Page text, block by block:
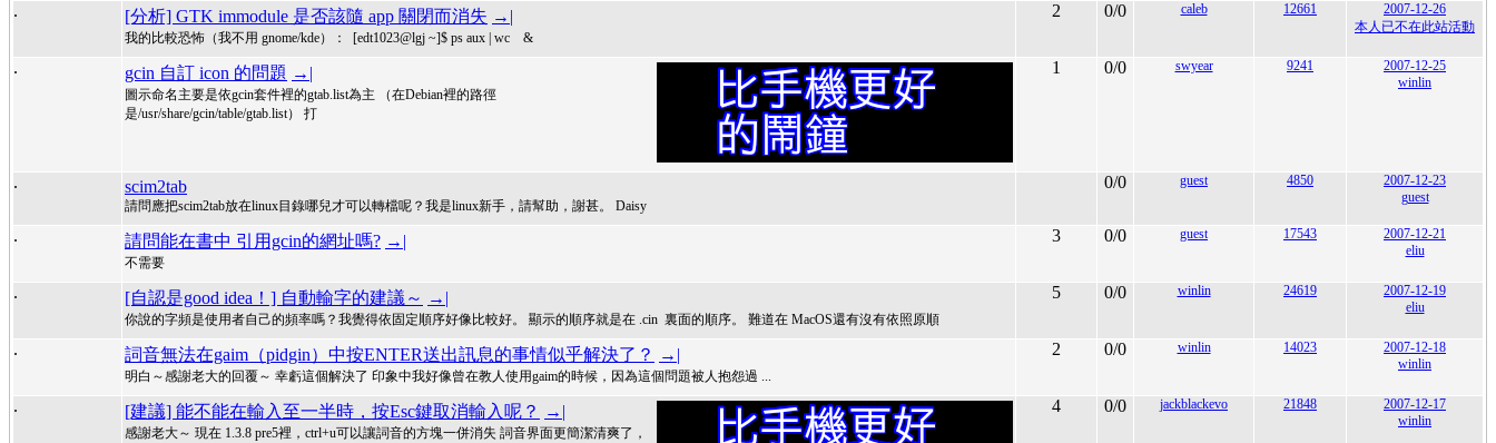
. [分析] GTK immodule 是否該隨 app 關閉而消失 →|
我的比較恐怖（我不用 gnome/kde）： [edt1023@lgj ~]$ ps aux | wc &
2 0/0 caleb 12661
2007-12-26
本人已不在此站活動
. gcin 自訂 icon 的問題 →|
圖示命名主要是依gcin套件裡的gtab.list為主 （在Debian裡的路徑
是/usr/share/gcin/table/gtab.list） 打
1 0/0 swyear 9241
2007-12-25
winlin
. scim2tab
請問應把scim2tab放在linux目錄哪兒才可以轉檔呢？我是linux新手，請幫助，謝甚。 Daisy
0/0 guest 4850
2007-12-23
guest
. 請問能在書中 引用gcin的網址嗎? →|
不需要
3 0/0 guest 17543
2007-12-21
eliu
. [自認是good idea！] 自動輸字的建議～ →|
你說的字頻是使用者自己的頻率嗎？我覺得依固定順序好像比較好。 顯示的順序就是在 .cin 裏面的順序。 難道在 MacOS還有沒有依照原順
5 0/0 winlin 24619
2007-12-19
eliu
. 詞音無法在gaim（pidgin）中按ENTER送出訊息的事情似乎解決了？ →|
明白～感謝老大的回覆～ 幸虧這個解決了 印象中我好像曾在教人使用gaim的時候，因為這個問題被人抱怨過 ...
2 0/0 winlin 14023
2007-12-18
winlin
. [建議] 能不能在輸入至一半時，按Esc鍵取消輸入呢？ →|
感謝老大～ 現在 1.3.8 pre5裡，ctrl+u可以讓詞音的方塊一併消失 詞音界面更簡潔清爽了，
4 0/0 jackblackevo 21848
2007-12-17
winlin